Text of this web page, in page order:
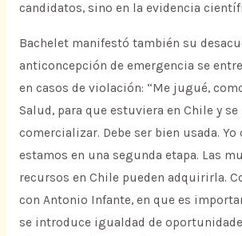
candidatos, sino en la evidencia
Bachelet manifestó también su
anticoncepción de emergencia se
en casos de violación: “Me jugué,
Salud, para que estuviera en Chile y
comercializar. Debe ser bien usada. Yo
estamos en una segunda etapa. Las
recursos en Chile pueden adquirirla.
con Antonio Infante, en que es
se introduce igualdad de